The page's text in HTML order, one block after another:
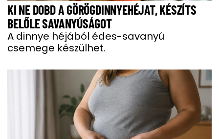
KI NE DOBD A GÖRÖGDINNYEHÉJAT, KÉSZÍTS
BELŐLE SAVANYÚSÁGOT
A dinnye héjából édes-savanyú
csemege készülhet.